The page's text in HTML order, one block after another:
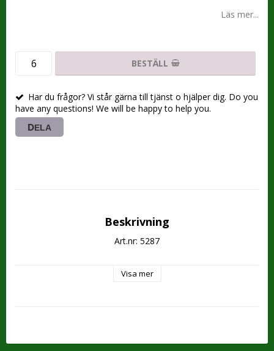
Läs mer...
BESTÄLL
Har du frågor? Vi står gärna till tjänst o hjälper dig. Do you
have any questions! We will be happy to help you.
DELA
Beskrivning
Art.nr: 5287
Visa mer